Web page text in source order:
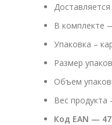
В комплекте
Упаковка –
Размер
Объем
Вес продукта
Код EAN —